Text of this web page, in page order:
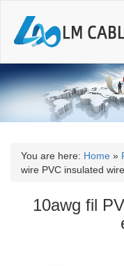
You are here: Home »
wire PVC insulated
10awg fil